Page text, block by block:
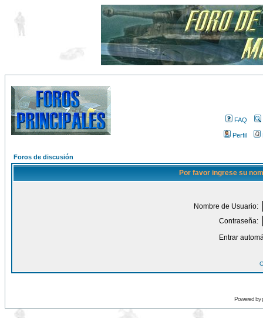
FAQ
Perfil
Foros de discusión
Por favor ingrese su
Nombre de Usuario:
Contraseña:
Entrar
Powered by